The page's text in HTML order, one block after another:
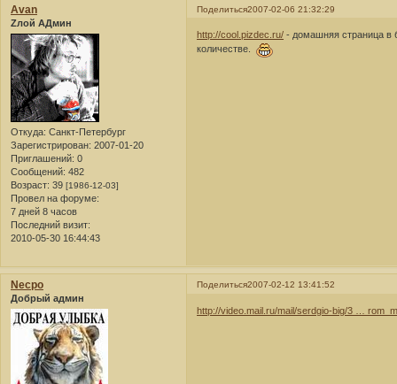
Поделиться2007-02-06 21:32:29
Avan
Zлой АДмин
Откуда: Санкт-Петербург
Зарегистрирован: 2007-01-20
Приглашений: 0
Сообщений: 482
Возраст: 39 [1986-12-03]
Провел на форуме:
7 дней 8 часов
Последний визит:
2010-05-30 16:44:43
http://cool.pizdec.ru/ - домашняя страница в
количестве.
Поделиться2007-02-12 13:41:52
Necpo
Добрый админ
http://video.mail.ru/mail/serdgio-big/3 …